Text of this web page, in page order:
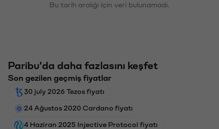
Bu tarih aralığı için veri bulunamadı.
Paribu'da daha fazlasını keşfet
Son gezilen geçmiş fiyatlar
30 july 2026 Tezos fiyatı
24 Ağustos 2020 Cardano fiyatı
4 Haziran 2025 Injective Protocol fiyatı